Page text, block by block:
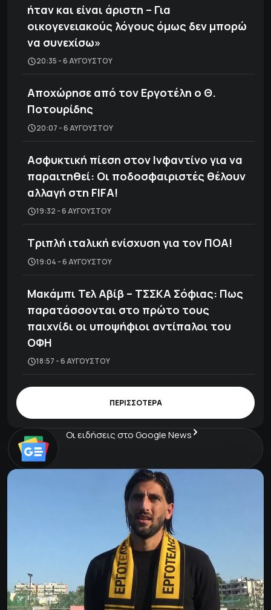
ήταν και είναι άριστη – Για
οικογενειακούς λόγους όμως δεν μπορώ
να συνεχίσω»
20:35 - 6 ΑΥΓΟΎΣΤΟΥ
Αποχώρησε από τον Εργοτέλη ο Θ.
Ποτουρίδης
20:07 - 6 ΑΥΓΟΎΣΤΟΥ
Ασφυκτική πίεση στον Ινφαντίνο για να
παραιτηθεί: Οι ποδοσφαιριστές θέλουν
αλλαγή στη FIFA!
19:32 - 6 ΑΥΓΟΎΣΤΟΥ
Τριπλή ιταλική ενίσχυση για τον ΠΟΑ!
19:04 - 6 ΑΥΓΟΎΣΤΟΥ
Μακάμπι Τελ Αβίβ – ΤΣΣΚΑ Σόφιας: Πως
παρατάσσονται στο πρώτο τους
παιχνίδι οι υποψήφιοι αντίπαλοι του
ΟΦΗ
18:57 - 6 ΑΥΓΟΎΣΤΟΥ
ΠΕΡΙΣΣΟΤΕΡΑ
Οι ειδήσεις στο Google News